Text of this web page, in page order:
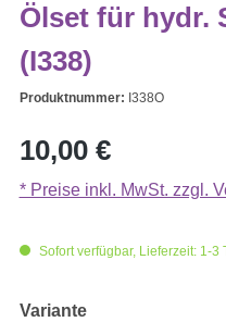
Ölset für hydr.
(I338)
Produktnummer: I338O
Regulärer Preis:
10,00 €
* Preise inkl. MwSt. zzgl.
Sofort verfügbar, Lieferzeit: 1-3
Varianteauswählen